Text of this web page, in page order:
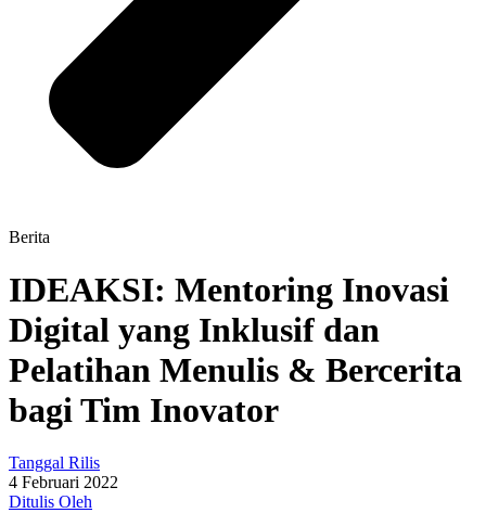
Berita
IDEAKSI: Mentoring Inovasi
Digital yang Inklusif dan
Pelatihan Menulis & Bercerita
bagi Tim Inovator
Tanggal Rilis
4 Februari 2022
Ditulis Oleh